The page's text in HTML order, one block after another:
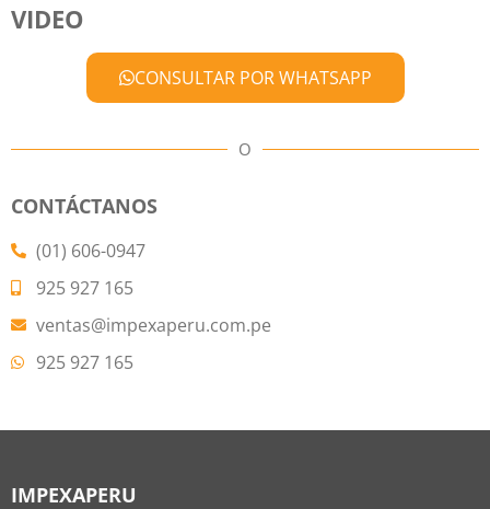
VIDEO
CONSULTAR POR WHATSAPP
O
CONTÁCTANOS
(01) 606-0947
925 927 165
ventas@impexaperu.com.pe
925 927 165
IMPEXAPERU